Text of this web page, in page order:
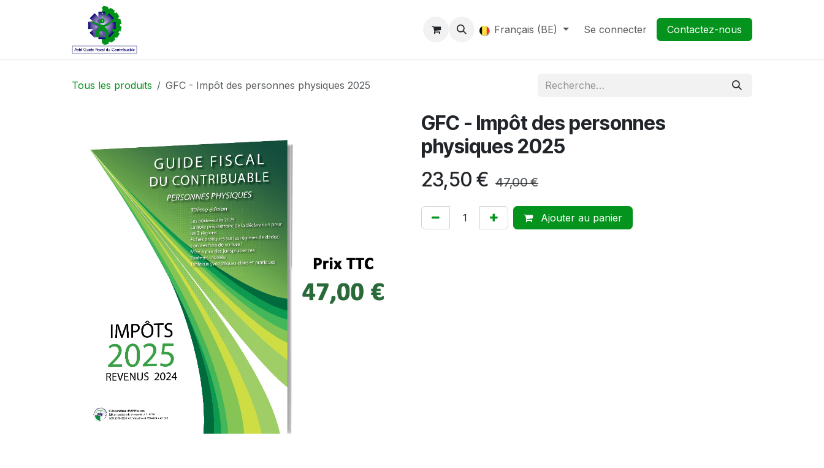
Se rendre au contenu
Français (BE) Se connecter Contactez-nous
Tous les produits GFC - Impôt des personnes physiques 2025
GFC - Impôt des personnes
physiques 2025
23,50 € 47,00€
Ajouter au panier